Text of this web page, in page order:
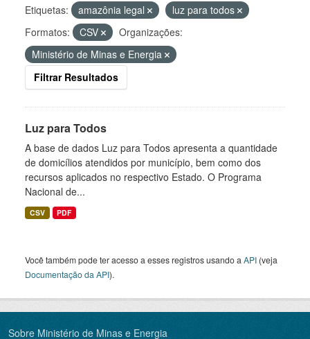
Etiquetas: amazônia legal
luz para todos
Formatos:
CSV
Organizações:
Ministério de Minas e Energia
Filtrar Resultados
Luz para Todos
A base de dados Luz para Todos apresenta a quantidade
de domicílios atendidos por município, bem como dos
recursos aplicados no respectivo Estado. O Programa
Nacional de...
CSV PDF
Você também pode ter acesso a esses registros usando a API (veja
Documentação da API).
Sobre Ministério de Minas e Energia